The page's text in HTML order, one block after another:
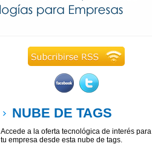
NUBE DE TAGS
Accede a la oferta tecnológica de interés para
tu empresa desde esta nube de tags.